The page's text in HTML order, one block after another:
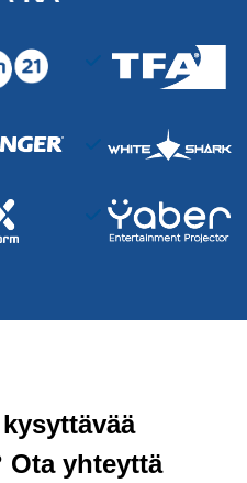
Ota yhteyttä